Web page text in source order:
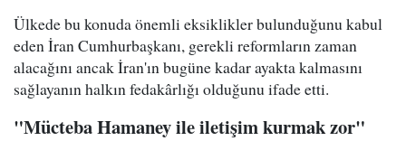
Ülkede bu konuda önemli eksiklikler bulunduğunu kabul
eden İran Cumhurbaşkanı, gerekli reformların zaman
alacağını ancak İran'ın bugüne kadar ayakta kalmasını
sağlayanın halkın fedakârlığı olduğunu ifade etti.
"Mücteba Hamaney ile iletişim kurmak zor"